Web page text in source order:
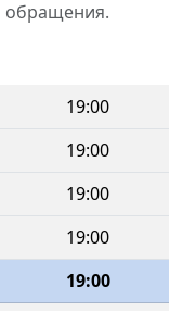
обращения.
19:00
19:00
19:00
19:00
19:00